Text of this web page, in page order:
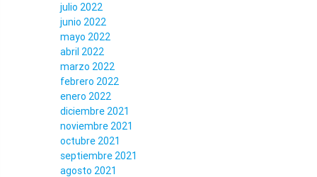
julio 2022
junio 2022
mayo 2022
abril 2022
marzo 2022
febrero 2022
enero 2022
diciembre 2021
noviembre 2021
octubre 2021
septiembre 2021
agosto 2021